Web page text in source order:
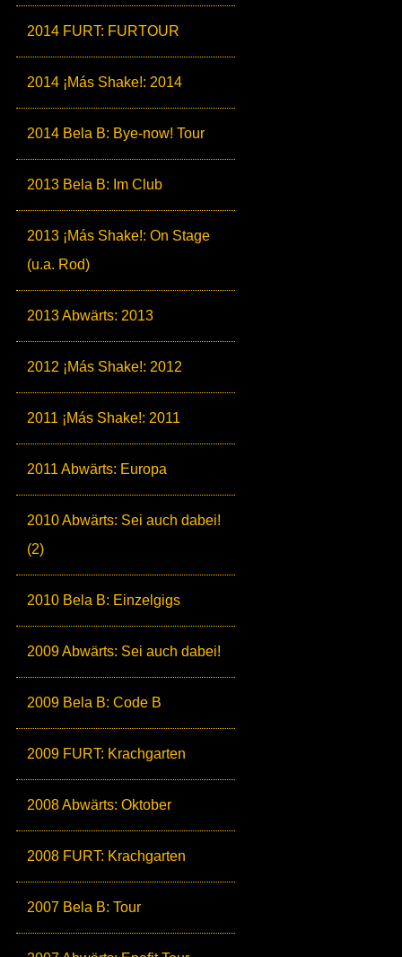
2014 FURT: FURTOUR
2014 ¡Más Shake!: 2014
2014 Bela B: Bye-now! Tour
2013 Bela B: Im Club
2013 ¡Más Shake!: On Stage
(u.a. Rod)
2013 Abwärts: 2013
2012 ¡Más Shake!: 2012
2011 ¡Más Shake!: 2011
2011 Abwärts: Europa
2010 Abwärts: Sei auch dabei!
(2)
2010 Bela B: Einzelgigs
2009 Abwärts: Sei auch dabei!
2009 Bela B: Code B
2009 FURT: Krachgarten
2008 Abwärts: Oktober
2008 FURT: Krachgarten
2007 Bela B: Tour